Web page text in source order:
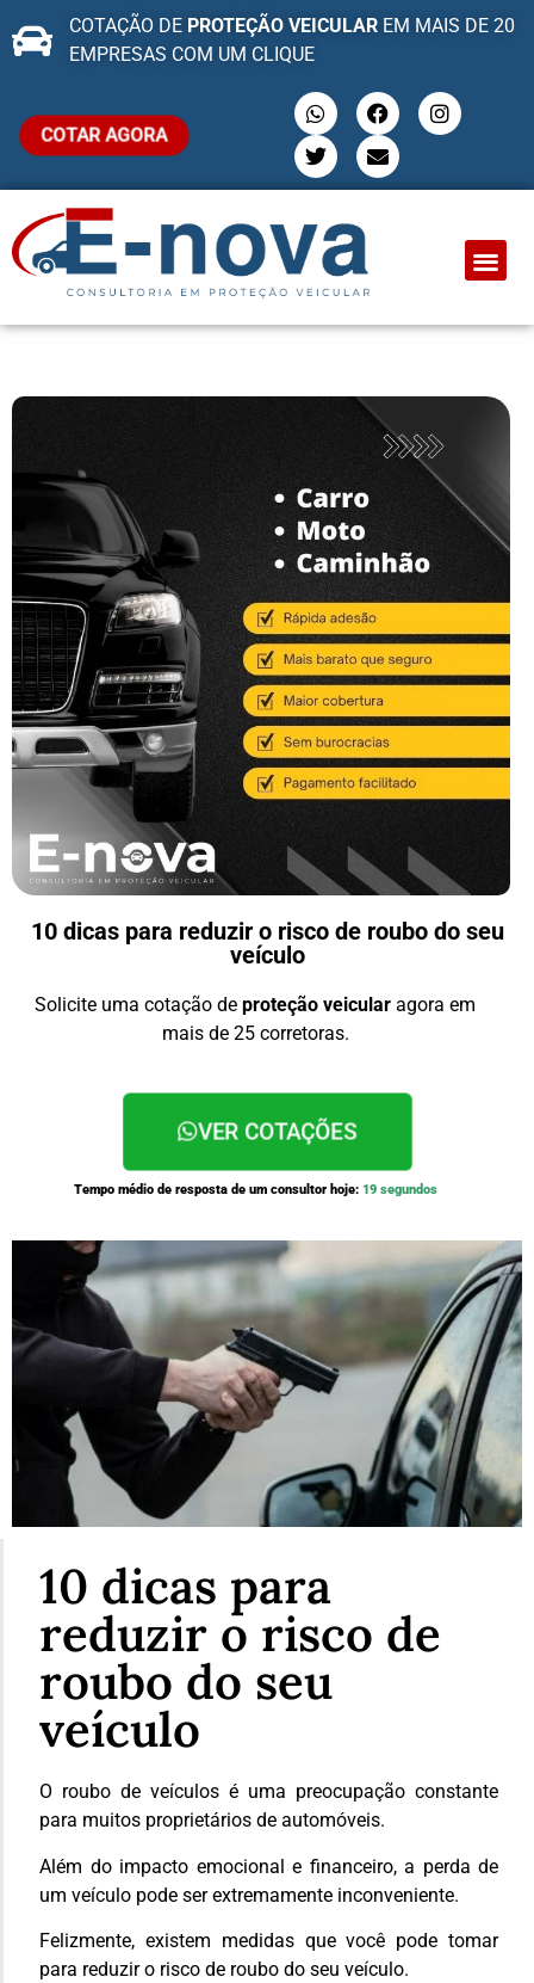
COTAÇÃO DE PROTEÇÃO VEICULAREM MAIS DE 20
EMPRESAS COM UM CLIQUE
COTAR AGORA
10 dicas para reduzir o risco de roubo do seu
veículo
Solicite uma cotação de proteção veicular agora em
mais de 25 corretoras.
VER COTAÇÕES
Tempo médio de resposta de um consultor hoje: 19 segundos
10 dicas para
reduzir o risco de
roubo do seu
veículo
O roubo de veículos é uma preocupação constante
para muitos proprietários de automóveis.
Além do impacto emocional e financeiro, a perda de
um veículo pode ser extremamente inconveniente.
Felizmente, existem medidas que você pode tomar
para reduzir o risco de roubo do seu veículo.